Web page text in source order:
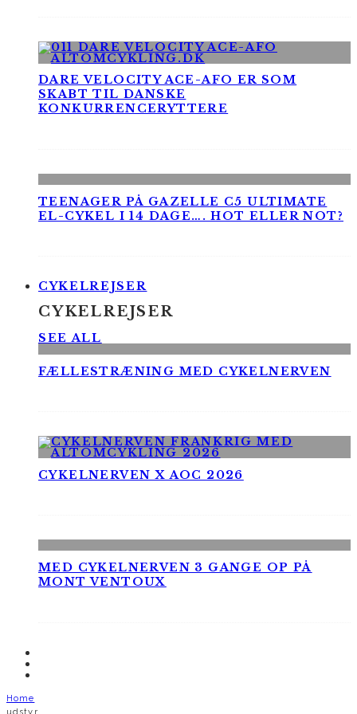
DARE VELOCITY ACE-AFO ER SOM
SKABT TIL DANSKE
KONKURRENCERYTTERE
TEENAGER PÅ GAZELLE C5 ULTIMATE
EL-CYKEL I 14 DAGE…. HOT ELLER NOT?
CYKELREJSER
CYKELREJSER
SEE ALL
FÆLLESTRÆNING MED CYKELNERVEN
CYKELNERVEN X AOC 2026
MED CYKELNERVEN 3 GANGE OP PÅ
MONT VENTOUX
Home
udstyr